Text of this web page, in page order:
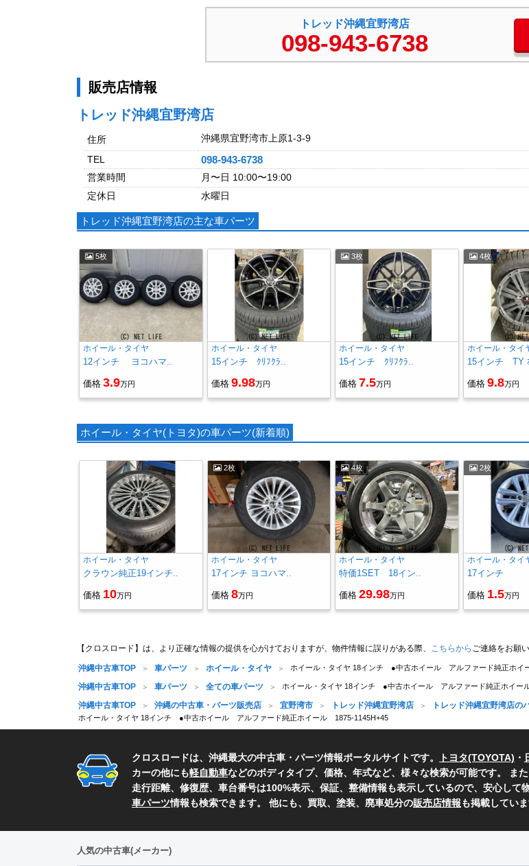
トレッド沖縄宜野湾店
098-943-6738
販売店情報
トレッド沖縄宜野湾店
住所 沖縄県宜野湾市上原1-3-9
TEL
098-943-6738
営業時間
月〜日 10:00〜19:00
定休日
水曜日
トレッド沖縄宜野湾店の主な車パーツ
5枚
ホイール・タイヤ
12インチ ヨコハマ..
価格 3.9万円
ホイール・タイヤ
15インチ ｸﾘﾌｸﾗ..
価格 9.98万円
3枚
ホイール・タイヤ
15インチ ｸﾘﾌｸﾗ..
価格 7.5万円
4枚
ホイール・タイ
15インチ TY ｵ
価格 9.8万円
ホイール・タイヤ(トヨタ)の車パーツ(新着順)
ホイール・タイヤ
クラウン純正19インチ..
価格 10万円
2枚
ホイール・タイヤ
17インチ ヨコハマ..
価格 8万円
4枚
ホイール・タイヤ
特価1SET 18イン..
価格 29.98万円
2枚
ホイール・タイ
17インチ
価格 1.5万円
【クロスロード】は、より正確な情報の提供を心がけておりますが、物件情報に誤りがある際、 こちらから ご連絡をお願
沖縄中古車TOP 車パーツ ホイール・タイヤ ホイール・タイヤ 18インチ ●中古ホイール アルファード純正ホイ
沖縄中古車TOP 車パーツ 全ての車パーツ ホイール・タイヤ 18インチ ●中古ホイール アルファード純正ホイー
沖縄中古車TOP 沖縄の中古車・パーツ販売店 宜野湾市 トレッド沖縄宜野湾店 トレッド沖縄宜野湾店の
ホイール・タイヤ 18インチ ●中古ホイール アルファード純正ホイール 1875-1145H+45
クロスロードは、沖縄最大の中古車・パーツ情報ポータルサイトです。 トヨタ(TOYOTA) ・
カーの他にも軽自動車などのボディタイプ、価格、年式など、様々な検索が可能です。 また
走行距離、修復歴、車台番号は100%表示、保証、整備情報も表示しているので、安心して
車パーツ情報も検索できます。 他にも、買取、塗装、廃車処分の販売店情報も掲載してい
人気の中古車(メーカー)